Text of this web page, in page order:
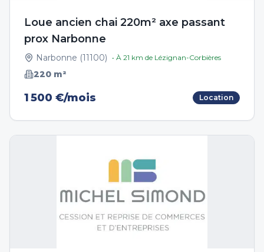
Loue ancien chai 220m² axe passant
prox Narbonne
Narbonne (11100) • À 21 km de Lézignan-Corbières
220 m²
1 500 €/mois Location